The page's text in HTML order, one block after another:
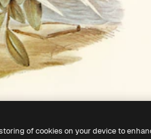
of cookies on your device to